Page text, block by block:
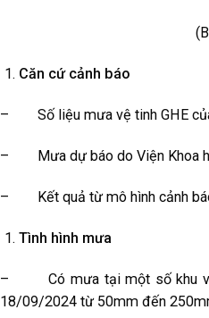
Căn cứ cảnh báo
– Số liệu mưa vệ tinh GHE
– Mưa dự báo do Viện Khoa
– Kết quả từ mô hình cảnh báo
Tình hình mưa
– Có mưa tại một số khu vực
18/09/2024 từ 50mm đến